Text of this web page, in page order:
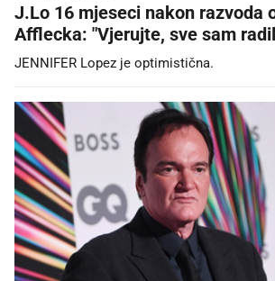
J.Lo 16 mjeseci nakon razvoda
Afflecka: "Vjerujte, sve sam
JENNIFER Lopez je optimistična.